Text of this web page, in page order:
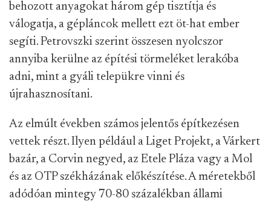
behozott anyagokat három gép tisztítja és
válogatja, a gépláncok mellett ezt öt-hat ember
segíti. Petrovszki szerint összesen nyolcszor
annyiba kerülne az építési törmeléket lerakóba
adni, mint a gyáli telepükre vinni és
újrahasznosítani.
Az elmúlt években számos jelentős építkezésen
vettek részt. Ilyen például a Liget Projekt, a Várkert
bazár, a Corvin negyed, az Etele Pláza vagy a Mol
és az OTP székházának előkészítése. A méretekből
adódóan mintegy 70-80 százalékban állami